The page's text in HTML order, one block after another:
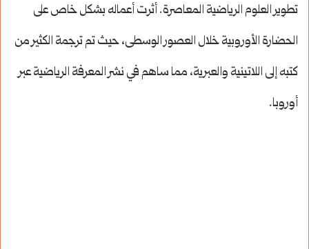
تطوير العلوم الرياضية المعاصرة. أثرت أعماله بشكل خاص على
الحضارة الأوروبية خلال العصور الوسطى، حيث تم ترجمة الكثير من
كتبه إلى اللاتينية والعبرية، مما ساهم في نشر المعرفة الرياضية عبر
أوروبا.